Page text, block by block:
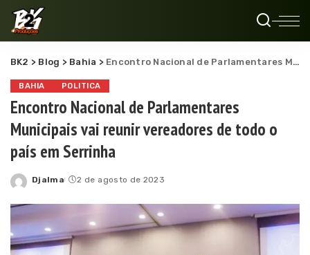
BK2 > Blog > Bahia > Encontro Nacional de Parlamentares Municipais vai reunir vereadores de todo o país em Serrinha
BAHIA POLITICA
Encontro Nacional de Parlamentares
Municipais vai reunir vereadores de todo o
país em Serrinha
Posted
Djalma 2 de agosto de 2023